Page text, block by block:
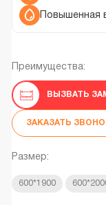
Повышенная
Преимущества:
ВЫЗВАТЬ
ЗАКАЗАТЬ
Размер:
600*1900